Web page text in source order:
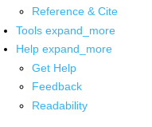
Reference & Cite
Tools expand_more
Help expand_more
Get Help
Feedback
Readability